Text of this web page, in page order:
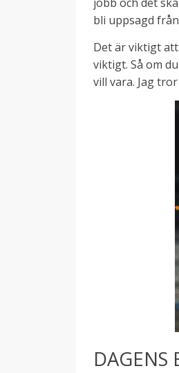
bli uppsagd
Det är viktigt
viktigt. Så om
vill vara. Jag
DAGENS